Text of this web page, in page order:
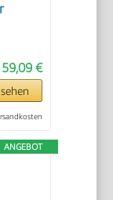
59,09 €
ANGEBOT